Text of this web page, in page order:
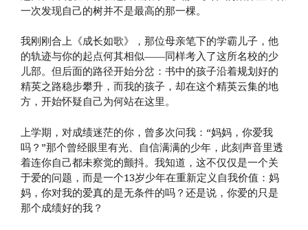
一次发现自己的树并不是最高的那一棵。
我刚刚合上《成长如歌》，那位母亲笔下的学霸儿子，他
的轨迹与你的起点何其相似——同样考入了这所名校的少
儿部。但后面的路径开始分岔：书中的孩子沿着规划好的
精英之路稳步攀升，而我的孩子，却在这个精英云集的地
方，开始怀疑自己为何站在这里。
上学期，对成绩迷茫的你，曾多次问我：“妈妈，你爱我
吗？”那个曾经眼里有光、自信满满的少年，此刻声音里透
着连你自己都未察觉的颤抖。我知道，这不仅仅是一个关
于爱的问题，而是一个13岁少年在重新定义自我价值：妈
妈，你对我的爱真的是无条件的吗？还是说，你爱的只是
那个成绩好的我？